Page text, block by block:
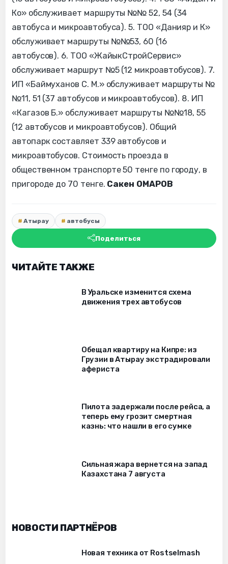
Ко» обслуживает маршруты №№ 52, 54 (34
автобуса и микроавтобуса). 5. ТОО «Данияр и К»
обслуживает маршруты №№53, 60 (16
автобусов). 6. ТОО «ЖайыкСтройСервис»
обслуживает маршрут №5 (12 микроавтобусов). 7.
ИП «Баймуханов С. М.» обслуживает маршруты №
№11, 51 (37 автобусов и микроавтобусов). 8. ИП
«Кагазов Б.» обслуживает маршруты №№18, 55
(12 автобусов и микроавтобусов). Общий
автопарк составляет 339 автобусов и
микроавтобусов. Стоимость проезда в
общественном транспорте 50 тенге по городу, в
пригороде до 70 тенге. Сакен ОМАРОВ
Атырау автобусы
Поделиться
ЧИТАЙТЕ ТАКЖЕ
В Уральске изменится схема
движения трех автобусов
Обещал квартиру на Кипре: из
Грузии в Атырау экстрадировали
афериста
Пилота задержали после рейса, а
теперь ему грозит смертная
казнь: что нашли в его сумке
Сильная жара вернется на запад
Казахстана 7 августа
НОВОСТИ ПАРТНЁРОВ
Новая техника от Rostselmash